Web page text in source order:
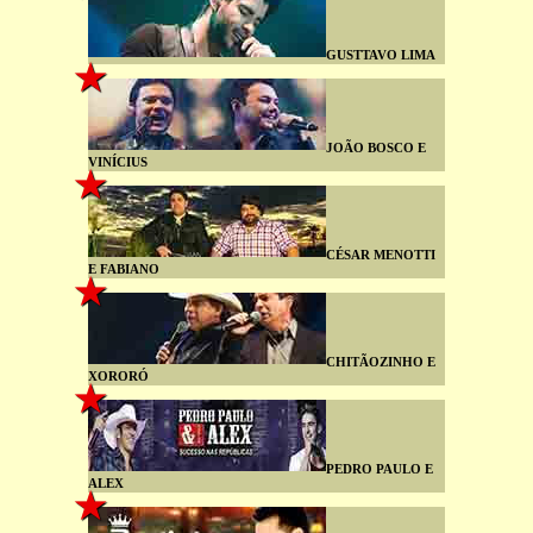
GUSTTAVO LIMA
JOÃO BOSCO E
VINÍCIUS
CÉSAR MENOTTI
E FABIANO
CHITÃOZINHO E
XORORÓ
PEDRO PAULO E
ALEX